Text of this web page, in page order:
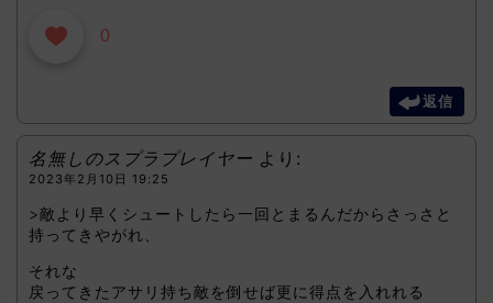
0
返信
名無しのスプラプレイヤー より:
2023年2月10日 19:25
>敵より早くシュートしたら一回とまるんだからさっさと
持ってきやがれ、
それな
戻ってきたアサリ持ち敵を倒せば更に得点を入れれる